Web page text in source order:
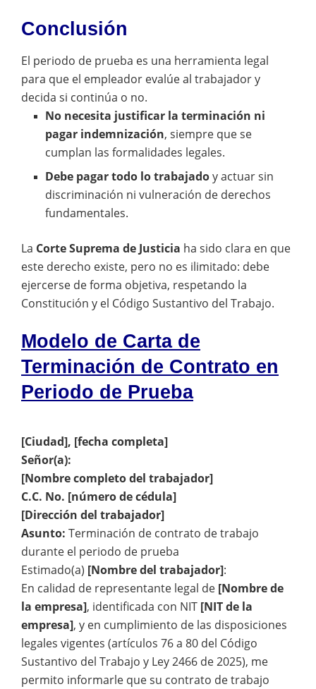
Conclusión
El periodo de prueba es una herramienta legal
para que el empleador evalúe al trabajador y
decida si continúa o no.
No necesita justificar la terminación ni
pagar indemnización, siempre que se
cumplan las formalidades legales.
Debe pagar todo lo trabajadoy actuar sin
discriminación ni vulneración de derechos
fundamentales.
La Corte Suprema de Justicia ha sido clara en que
este derecho existe, pero no es ilimitado: debe
ejercerse de forma objetiva, respetando la
Constitución y el Código Sustantivo del Trabajo.
Modelo de Carta de
Terminación de Contrato en
Periodo de Prueba
[Ciudad], [fecha completa]
Señor(a):
[Nombre completo del trabajador]
C.C. No. [número de cédula]
[Dirección del trabajador]
Asunto: Terminación de contrato de trabajo
durante el periodo de prueba
Estimado(a) [Nombre del trabajador]:
En calidad de representante legal de [Nombre de
la empresa], identificada con NIT [NIT de la
empresa], y en cumplimiento de las disposiciones
legales vigentes (artículos 76 a 80 del Código
Sustantivo del Trabajo y Ley 2466 de 2025), me
permito informarle que su contrato de trabajo